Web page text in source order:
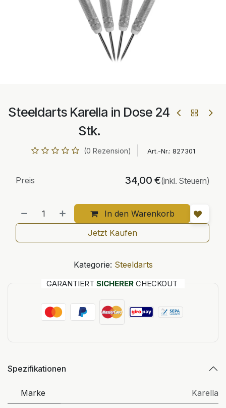
Steeldarts Karella in Dose 24
Stk.
(0 Rezension) Art.-Nr.: 827301
In den Warenkorb
Preis 34,00 €(inkl. Steuern)
Jetzt Kaufen
Kategorie: Steeldarts
GARANTIERT SICHERER CHECKOUT
Spezifikationen
Marke Karella